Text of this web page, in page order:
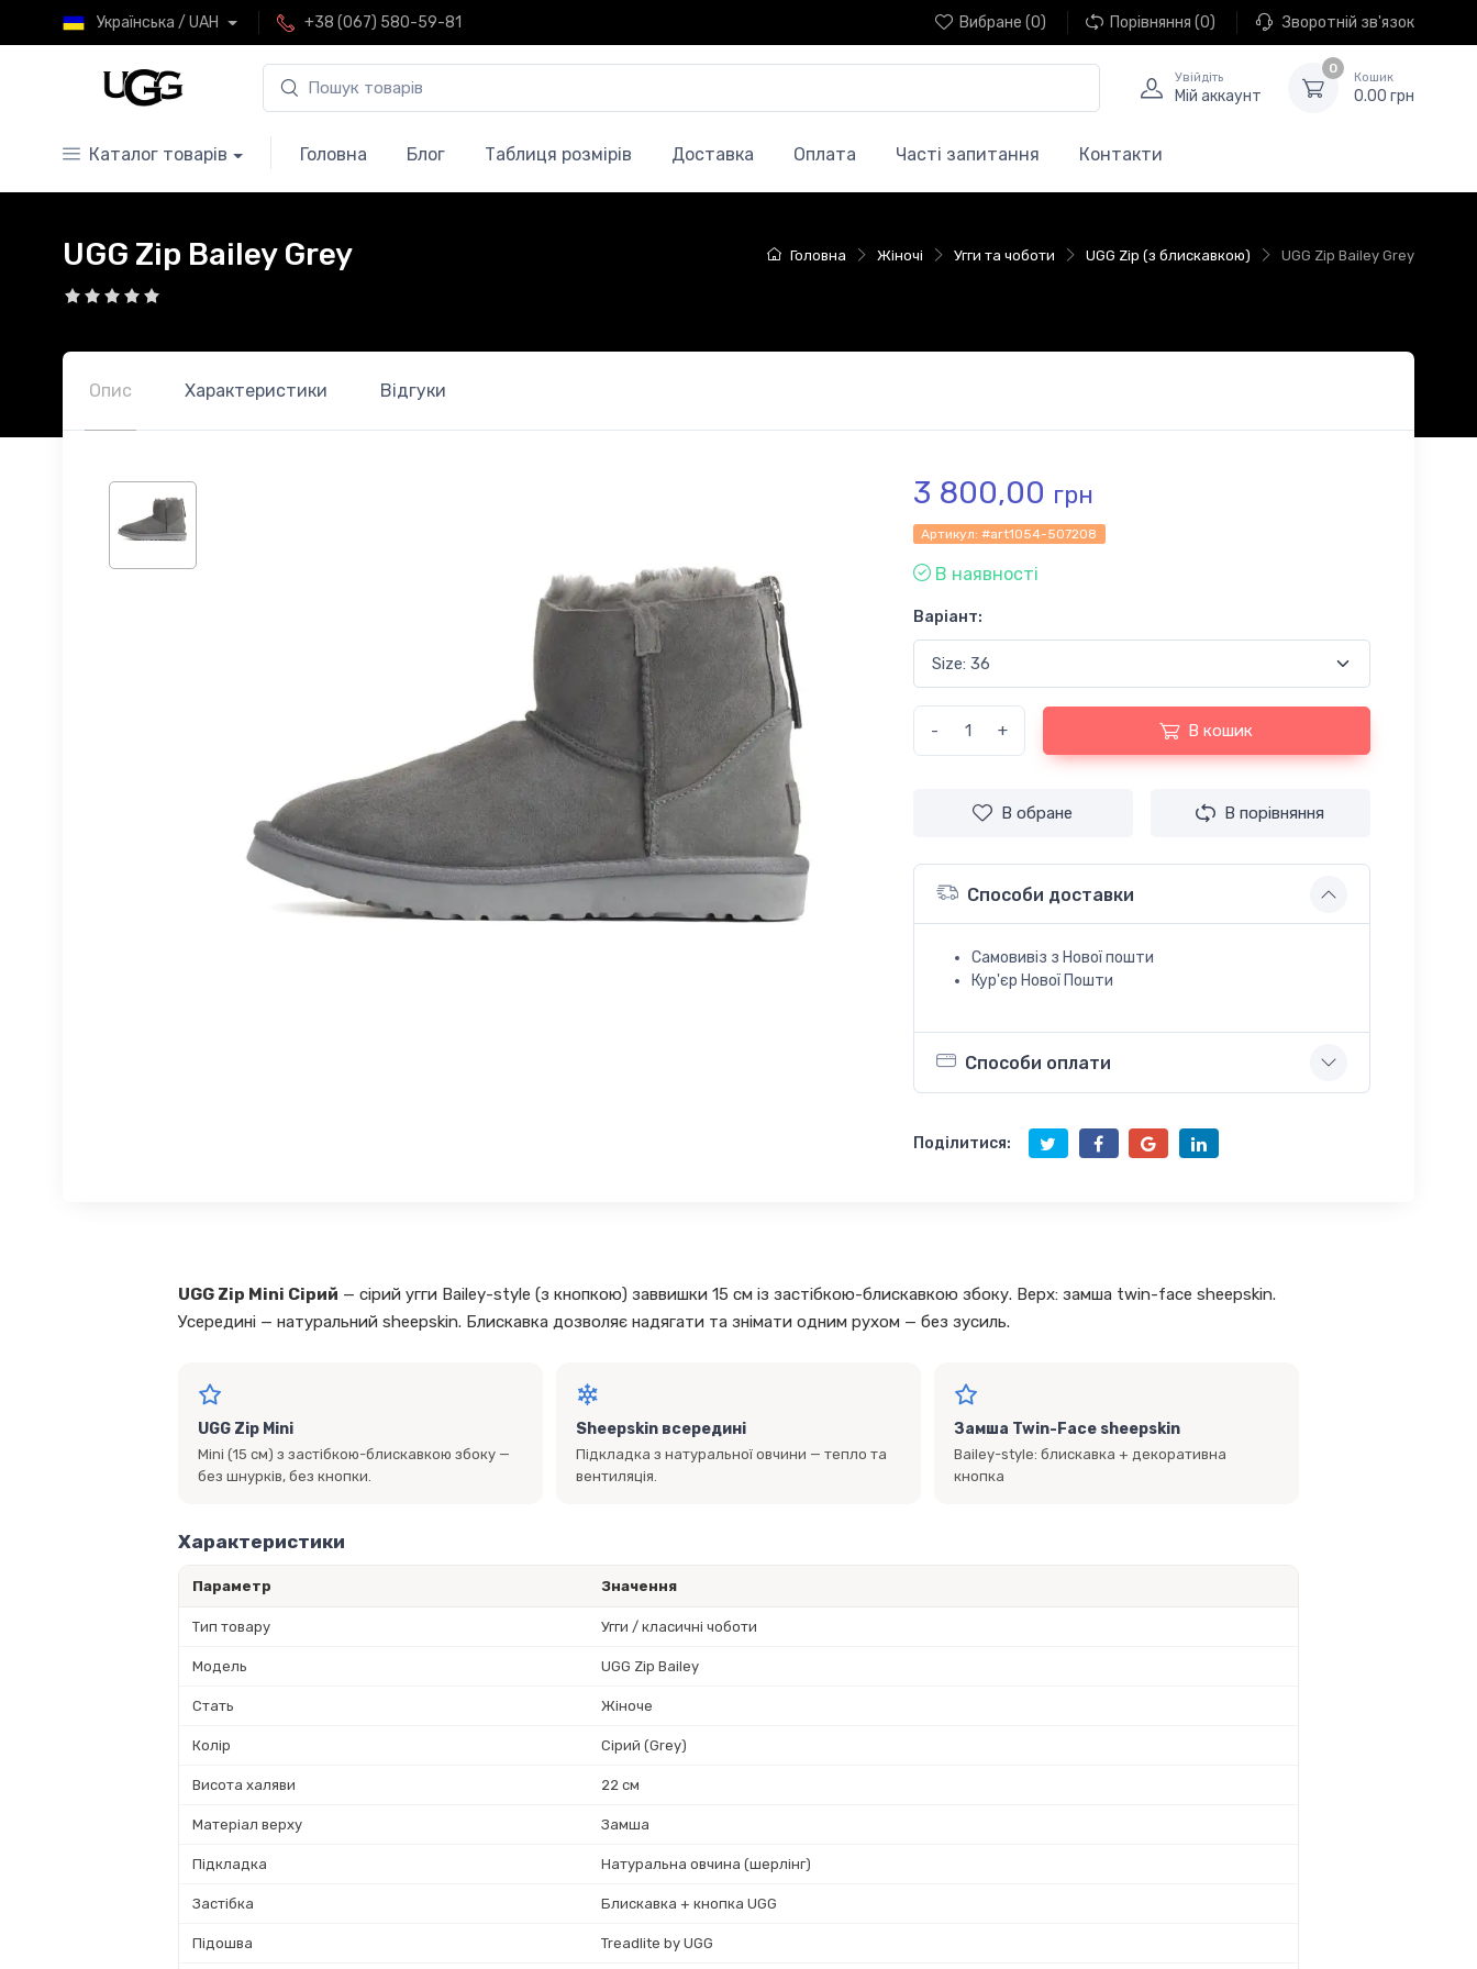
Українська / UAH +38 (067) 580-59-81 Вибране (0) Порівняння (0) Зворотній зв'язок
Увійдіть
Мій аккаунт
0
Кошик
0.00 грн
Каталог товарів Головна Блог Таблиця розмірів Доставка Оплата Часті запитання Контакти
Головна Жіночі Угги та чоботи UGG Zip (з блискавкою) UGG Zip Bailey Grey
UGG Zip Bailey Grey
Опис Характеристики Відгуки
3 800,00 грн
Артикул: #art1054-507208
В наявності
Варіант:
- + В кошик
В обране В порівняння
Способи доставки
Самовивіз з Нової пошти
Кур'єр Нової Пошти
Способи оплати
Поділитися:
UGG Zip Mini Сірий — сірий угги Bailey-style (з кнопкою) заввишки 15 см із застібкою-блискавкою збоку. Верх: замша twin-face sheepskin.
Усередині — натуральний sheepskin. Блискавка дозволяє надягати та знімати одним рухом — без зусиль.
UGG Zip Mini
Mini (15 см) з застібкою-блискавкою збоку —
без шнурків, без кнопки.
Sheepskin всередині
Підкладка з натуральної овчини — тепло та
вентиляція.
Замша Twin-Face sheepskin
Bailey-style: блискавка + декоративна
кнопка
Характеристики
Параметр Значення
Тип товару Угги / класичні чоботи
Модель UGG Zip Bailey
Стать Жіноче
Колір Сірий (Grey)
Висота халяви 22 см
Матеріал верху Замша
Підкладка Натуральна овчина (шерлінг)
Застібка Блискавка + кнопка UGG
Підошва Treadlite by UGG